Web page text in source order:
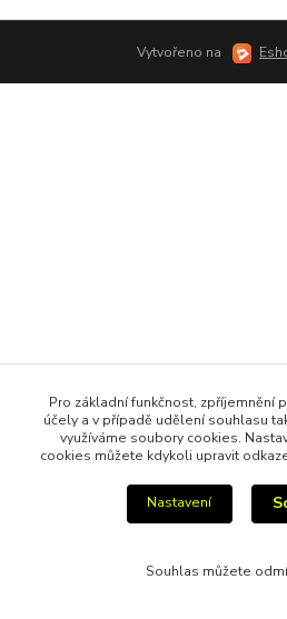
Vytvořeno na
Pro základní funkčnost, zpříjemnění
účely a v případě udělení souhlasu
využíváme soubory cookies.
cookies můžete kdykoli upravit
Nastavení
Souhlas můžete